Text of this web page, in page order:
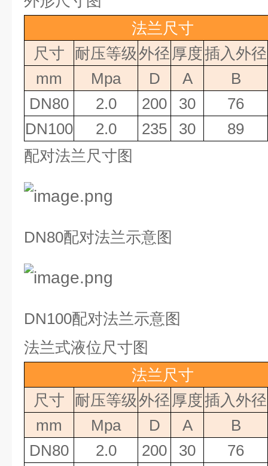
法兰尺寸
尺寸
耐压等级外径 厚度插入外径
mm
Mpa D A
B
DN80
2.0 200 30
76
DN100
2.0 235 30
89
配对法兰尺寸图
DN80配对法兰示意图
DN100配对法兰示意图
法兰式液位尺寸图
法兰尺寸
尺寸
耐压等级外径 厚度插入外径
mm
Mpa D A
B
DN80
2.0 200 30
76